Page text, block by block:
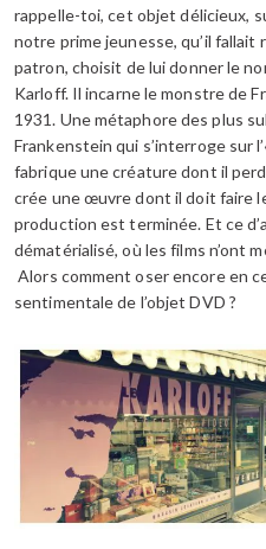
rappelle-toi, cet objet délicieux,
notre prime jeunesse, qu’il fallait
patron, choisit de lui donner le
Karloff. Il incarne le monstre de
1931. Une métaphore des plus
Frankenstein qui s’interroge sur
fabrique une créature dont il
crée une œuvre dont il doit faire
production est terminée. Et ce
dématérialisé, où les films n’ont
Alors comment oser encore en
sentimentale de l’objet DVD ?